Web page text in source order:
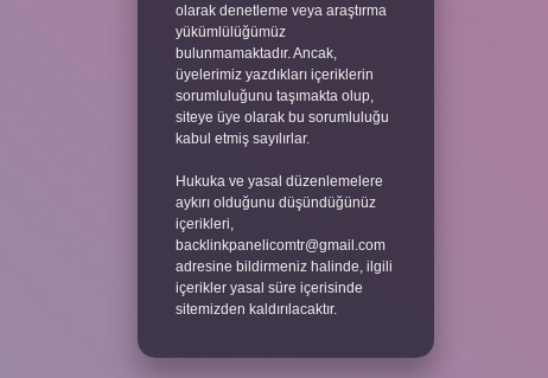
olarak denetleme veya araştırma
yükümlülüğümüz
bulunmamaktadır. Ancak,
üyelerimiz yazdıkları içeriklerin
sorumluluğunu taşımakta olup,
siteye üye olarak bu sorumluluğu
kabul etmiş sayılırlar.
Hukuka ve yasal düzenlemelere
aykırı olduğunu düşündüğünüz
içerikleri,
backlinkpanelicomtr@gmail.com
adresine bildirmeniz halinde, ilgili
içerikler yasal süre içerisinde
sitemizden kaldırılacaktır.